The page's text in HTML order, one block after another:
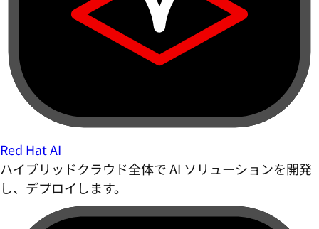
Red Hat AI
ハイブリッドクラウド全体で AI ソリューションを開発
し、デプロイします。